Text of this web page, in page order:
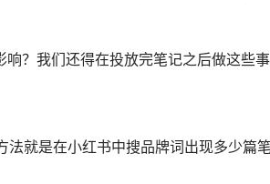
？我们还得在投放完笔记之后做这些事
就是在小红书中搜品牌词出现多少篇笔